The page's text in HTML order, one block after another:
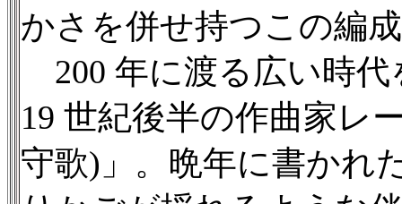
かさを併せ持つこの編
200 年に渡る広い時代
19 世紀後半の作曲家レ
守歌)」。晩年に書かれ